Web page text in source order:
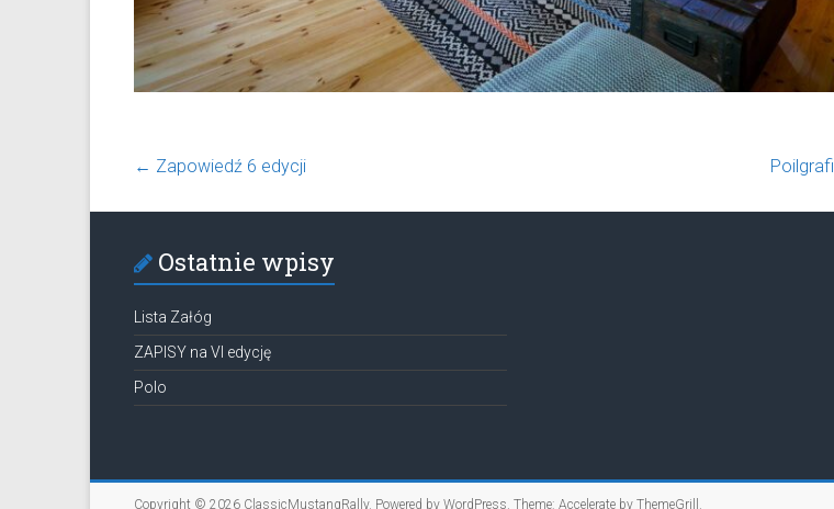
← Zapowiedź 6 edycji
Ostatnie wpisy
Lista Załóg
ZAPISY na VI edycję
Polo
Copyright © 2026 ClassicMustangRally. Powered by WordPress. Theme: Accelerate by ThemeGrill .